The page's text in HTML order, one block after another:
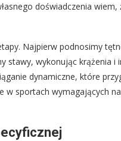
doświadczenia
Najpierw podnosimy
stawy, wykonując krążenia i
dynamiczne, które
sportach wymagających